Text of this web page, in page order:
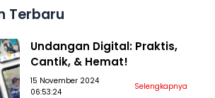
Aceh Tengah
Terbaru
Undangan Digital: Praktis,
Cantik, & Hemat!
15 November 2024
06:53:24
Selengkapnya